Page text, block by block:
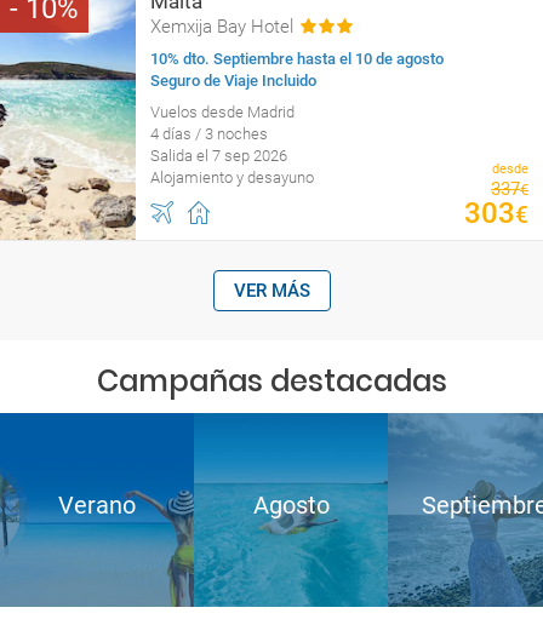
10
Xemxija Bay Hotel
10% dto. Septiembre hasta el 10 de agosto
Seguro de Viaje Incluido
Vuelos desde Madrid
4 días / 3 noches
Salida el 7 sep 2026
Alojamiento y desayuno
desde
337€
303€
VER MÁS
Campañas destacadas
Verano Agosto